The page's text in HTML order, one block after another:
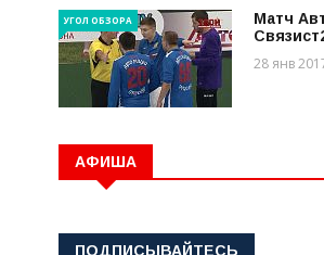
УГОЛ ОБЗОРА
Матч
28 янв
АФИША
ПОДПИСЫВАЙТЕСЬ